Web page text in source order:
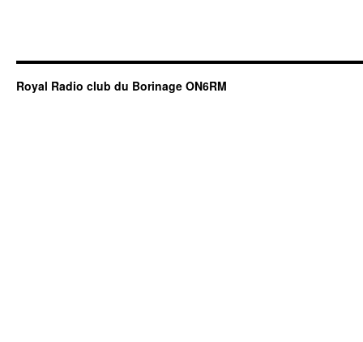
Royal Radio club du Borinage ON6RM